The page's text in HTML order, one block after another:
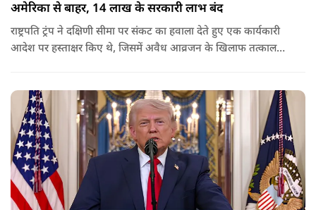
अमेरिका से बाहर, 14 लाख के सरकारी लाभ बंद
राष्ट्रपति ट्रंप ने दक्षिणी सीमा पर संकट का हवाला देते हुए एक कार्यकारी
आदेश पर हस्ताक्षर किए थे, जिसमें अवैध आव्रजन के खिलाफ तत्काल